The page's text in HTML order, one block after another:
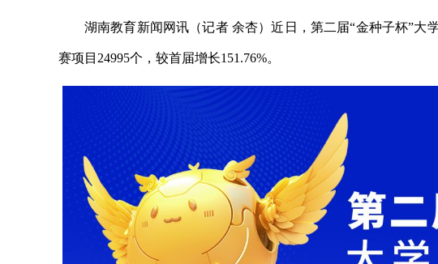
湖南教育新闻网讯（记者 余杏）近日，第二届“金种子杯”大
赛项目24995个，较首届增长151.76%。